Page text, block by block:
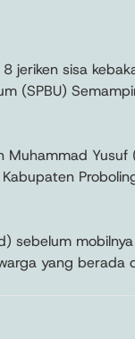
jeriken sisa
(SPBU)
sebelum
yang berada